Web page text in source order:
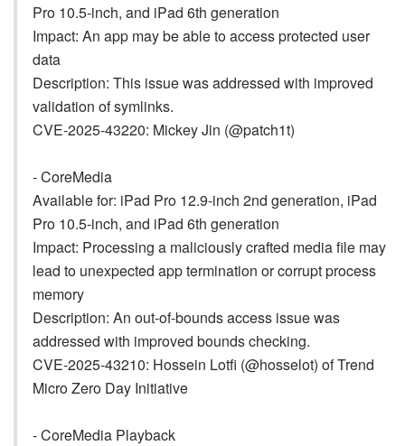
Pro 10.5-inch, and iPad 6th generation
Impact: An app may be able to access protected user
data
Description: This issue was addressed with improved
validation of symlinks.
CVE-2025-43220: Mickey Jin (@patch1t)
- CoreMedia
Available for: iPad Pro 12.9-inch 2nd generation, iPad
Pro 10.5-inch, and iPad 6th generation
Impact: Processing a maliciously crafted media file may
lead to unexpected app termination or corrupt process
memory
Description: An out-of-bounds access issue was
addressed with improved bounds checking.
CVE-2025-43210: Hossein Lotfi (@hosselot) of Trend
Micro Zero Day Initiative
- CoreMedia Playback